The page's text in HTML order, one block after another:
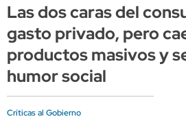
Las dos caras del
gasto privado, pero
productos masivos y
humor social
Críticas al Gobierno